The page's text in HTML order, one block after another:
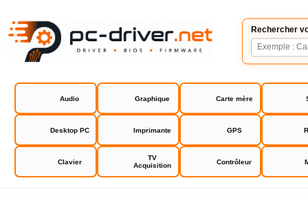
Rechercher
Audio Graphique Carte mère
Desktop PC Imprimante GPS
Clavier
TV
Acquisition
Contrôleur